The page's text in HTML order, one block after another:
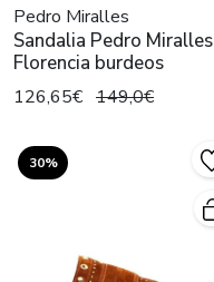
Pedro Miralles
Sandalia Pedro Miralles
Florencia burdeos
126,65€ 149,0€
30%